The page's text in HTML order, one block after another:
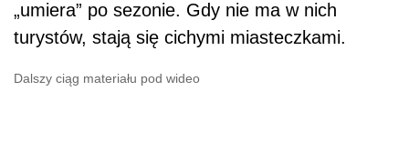
„umiera” po sezonie. Gdy nie ma w nich
turystów, stają się cichymi miasteczkami.
Dalszy ciąg materiału pod wideo